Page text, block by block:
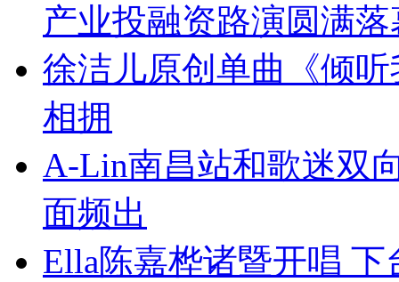
产业投融资路演圆满落
徐洁儿原创单曲《倾
相拥
A-Lin南昌站和歌迷双
面频出
Ella陈嘉桦诸暨开唱